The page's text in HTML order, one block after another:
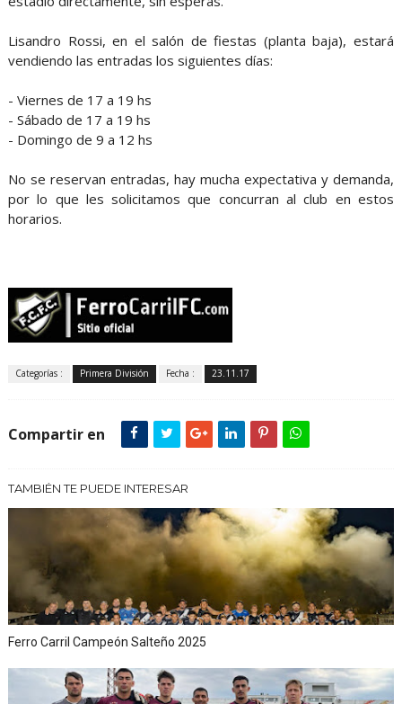
Lisandro Rossi, en el salón de fiestas (planta baja), estará
vendiendo las entradas los siguientes días:
- Viernes de 17 a 19 hs
- Sábado de 17 a 19 hs
- Domingo de 9 a 12 hs
No se reservan entradas, hay mucha expectativa y demanda,
por lo que les solicitamos que concurran al club en estos
horarios.
Categorías : Primera División Fecha : 23.11.17
Compartir en
TAMBIÉN TE PUEDE INTERESAR
Ferro Carril Campeón Salteño 2025